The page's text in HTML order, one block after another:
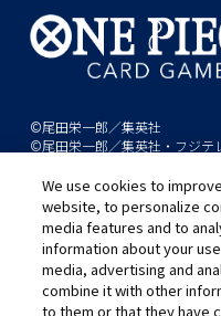
©尾田栄一郎／集英社
©尾田栄一郎／集英社・フジテ
このwebサイトに記載されて
断転用、転載をお断りします。
開発中につき、本サイトで使
合があります。
※AppleとAppleのロゴは、米
We use cookies to
website, to personalize
media features and to
information about your
media, advertising and
combine it with other
to them or that they have